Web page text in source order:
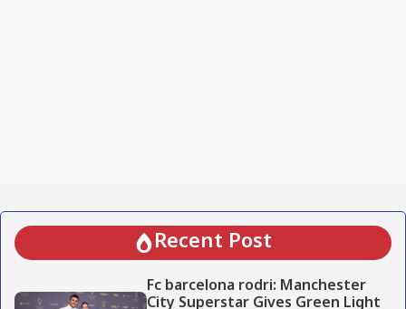
Recent Post
Fc barcelona rodri: Manchester
City Superstar Gives Green Light